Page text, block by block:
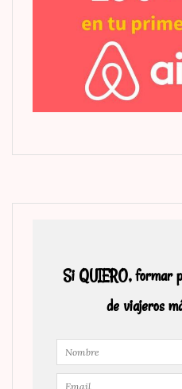
Si QUIERO, formar
de viajeros